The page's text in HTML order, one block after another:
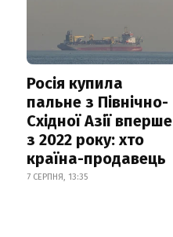
Росія купила
пальне з Північно-
Східної Азії вперше
з 2022 року: хто
країна-продавець
7 СЕРПНЯ, 13:35